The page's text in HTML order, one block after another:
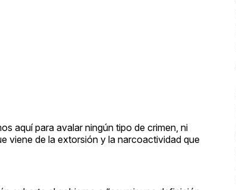
aquí para avalar ningún tipo de crimen, ni
viene de la extorsión y la narcoactividad que